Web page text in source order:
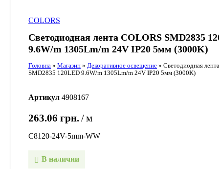
COLORS
Светодиодная лента COLORS SMD2835
9.6W/m 1305Lm/m 24V IP20 5мм (3000K)
Головна » Магазин » Декоративное освещение » Светодиодная
SMD2835 120LED 9.6W/m 1305Lm/m 24V IP20 5мм (3000K)
Артикул 4908167
263.06 грн. м
C8120-24V-5mm-WW
В наличии